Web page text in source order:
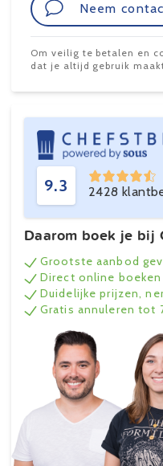
Neem
Om veilig te betalen en
dat je altijd gebruik
9.3 2428
Daarom boek je bij
Grootste aanbod
Direct online boeken
Duidelijke prijzen,
Gratis annuleren tot